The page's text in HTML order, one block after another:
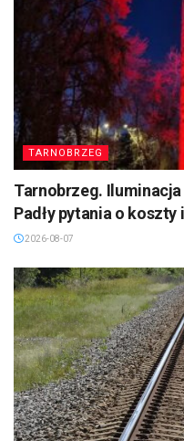
TARNOBRZEG
Tarnobrzeg.
Padły pytania o
2026-08-07